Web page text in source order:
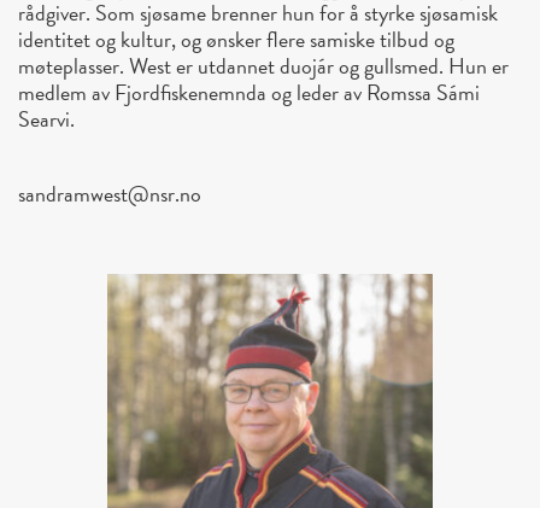
rådgiver. Som sjøsame brenner hun for å styrke sjøsamisk
identitet og kultur, og ønsker flere samiske tilbud og
møteplasser. West er utdannet duojár og gullsmed. Hun er
medlem av Fjordfiskenemnda og leder av Romssa Sámi
Searvi.
sandramwest@nsr.no